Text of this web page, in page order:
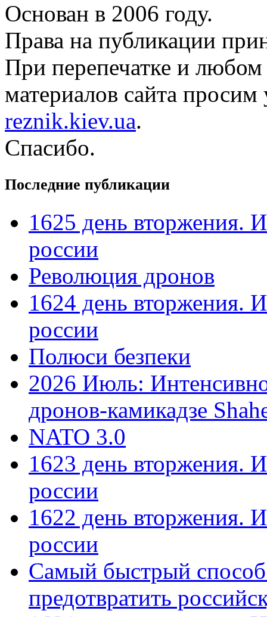
Основан в 2006 году.
Права на публикации
При перепечатке и
материалов сайта просим
reznik.kiev.ua.
Спасибо.
Последние публикации
1625 день вторжения.
россии
Революция дронов
1624 день вторжения.
россии
Полюси безпеки
2026 Июль:
дронов-камикадзе
NATO 3.0
1623 день вторжения.
россии
1622 день вторжения.
россии
Самый быстрый
предотвратить